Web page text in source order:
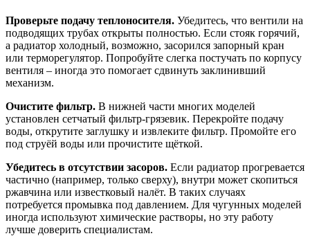
Проверьте подачу теплоносителя. Убедитесь, что вентили на
подводящих трубах открыты полностью. Если стояк горячий,
а радиатор холодный, возможно, засорился запорный кран
или терморегулятор. Попробуйте слегка постучать по корпусу
вентиля – иногда это помогает сдвинуть заклинивший
механизм.
Очистите фильтр. В нижней части многих моделей
установлен сетчатый фильтр-грязевик. Перекройте подачу
воды, открутите заглушку и извлеките фильтр. Промойте его
под струёй воды или прочистите щёткой.
Убедитесь в отсутствии засоров. Если радиатор прогревается
частично (например, только сверху), внутри может скопиться
ржавчина или известковый налёт. В таких случаях
потребуется промывка под давлением. Для чугунных моделей
иногда используют химические растворы, но эту работу
лучше доверить специалистам.